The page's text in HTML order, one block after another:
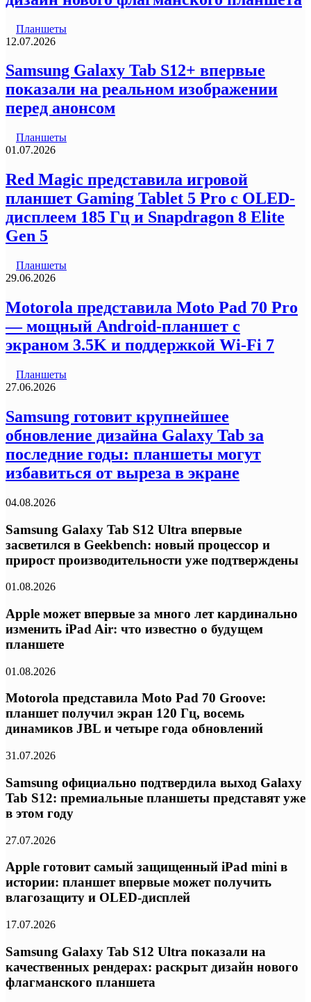
Планшеты
12.07.2026
Samsung Galaxy Tab S12+ впервые
показали на реальном изображении
перед анонсом
Планшеты
01.07.2026
Red Magic представила игровой
планшет Gaming Tablet 5 Pro с OLED-
дисплеем 185 Гц и Snapdragon 8 Elite
Gen 5
Планшеты
29.06.2026
Motorola представила Moto Pad 70 Pro
— мощный Android-планшет с
экраном 3.5K и поддержкой Wi-Fi 7
Планшеты
27.06.2026
Samsung готовит крупнейшее
обновление дизайна Galaxy Tab за
последние годы: планшеты могут
избавиться от выреза в экране
04.08.2026
Samsung Galaxy Tab S12 Ultra впервые
засветился в Geekbench: новый процессор и
прирост производительности уже подтверждены
01.08.2026
Apple может впервые за много лет кардинально
изменить iPad Air: что известно о будущем
планшете
01.08.2026
Motorola представила Moto Pad 70 Groove:
планшет получил экран 120 Гц, восемь
динамиков JBL и четыре года обновлений
31.07.2026
Samsung официально подтвердила выход Galaxy
Tab S12: премиальные планшеты представят уже
в этом году
27.07.2026
Apple готовит самый защищенный iPad mini в
истории: планшет впервые может получить
влагозащиту и OLED-дисплей
17.07.2026
Samsung Galaxy Tab S12 Ultra показали на
качественных рендерах: раскрыт дизайн нового
флагманского планшета